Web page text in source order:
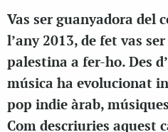
Vas ser guanyadora del
l’any 2013, de fet vas
palestina a fer-ho. Des
música ha evolucionat
pop indie àrab,
Com descriuries aquest